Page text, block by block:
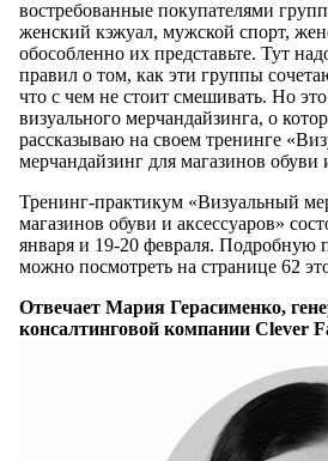
востребованные покупателями
женский кэжуал, мужской спорт,
обособленно их представьте. Тут
правил о том, как эти группы
что с чем ­не стоит смешивать. Но
визуального мерчандайзинга, о
рассказываю на своем тренинге
мерчандайзинг для магазинов обуви
Тренинг-практикум «Визуальный
магазинов обуви и аксессуаров»
января и 19-20 февраля. Подробную
можно посмотреть на странице 62
Отвечает Мария Герасименко,
консалтинговой компании Clever